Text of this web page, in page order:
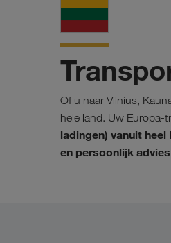
Of u naar Vilnius,
hele land. Uw Europa-
ladingen) vanuit heel
en persoonlijk advies